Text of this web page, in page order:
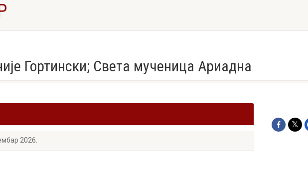
Гортински; Света мученица Ариадна
2026.